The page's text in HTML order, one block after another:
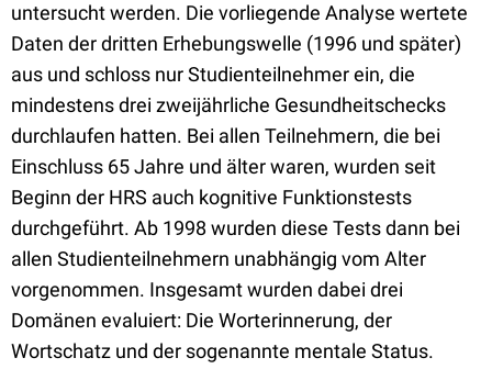
untersucht werden. Die vorliegende Analyse wertete
Daten der dritten Erhebungswelle (1996 und später)
aus und schloss nur Studienteilnehmer ein, die
mindestens drei zweijährliche Gesundheitschecks
durchlaufen hatten. Bei allen Teilnehmern, die bei
Einschluss 65 Jahre und älter waren, wurden seit
Beginn der HRS auch kognitive Funktionstests
durchgeführt. Ab 1998 wurden diese Tests dann bei
allen Studienteilnehmern unabhängig vom Alter
vorgenommen. Insgesamt wurden dabei drei
Domänen evaluiert: Die Worterinnerung, der
Wortschatz und der sogenannte mentale Status.